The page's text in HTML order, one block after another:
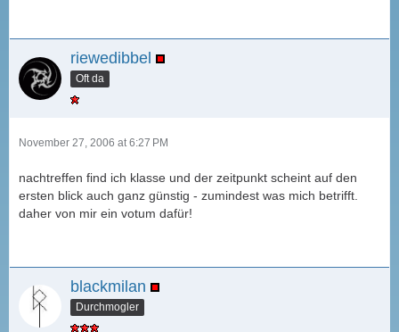
riewedibbel
Oft da
November 27, 2006 at 6:27 PM
nachtreffen find ich klasse und der zeitpunkt scheint auf den
ersten blick auch ganz günstig - zumindest was mich betrifft.
daher von mir ein votum dafür!
blackmilan
Durchmogler